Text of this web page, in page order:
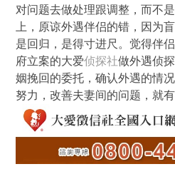
对问题去做处理跟调整，而不
上，原谅外遇伴侣的错，因为
是回归，是得寸进尺。觉得伴
府立案的大爱侦探社做外遇侦
姻挽回的委托，确认外遇的情
努力，改善夫妻间的问题，就